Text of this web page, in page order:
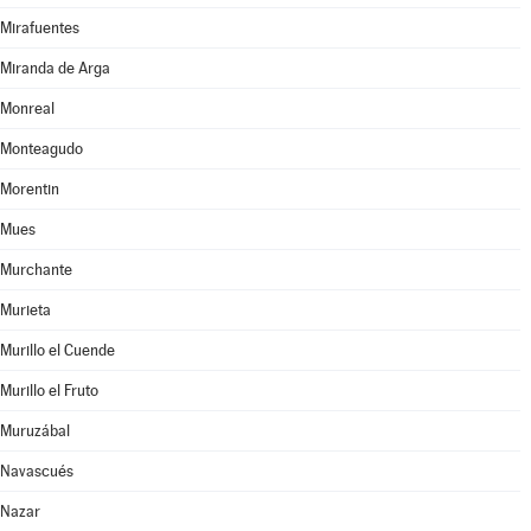
Mirafuentes
Miranda de Arga
Monreal
Monteagudo
Morentin
Mues
Murchante
Murieta
Murillo el Cuende
Murillo el Fruto
Muruzábal
Navascués
Nazar